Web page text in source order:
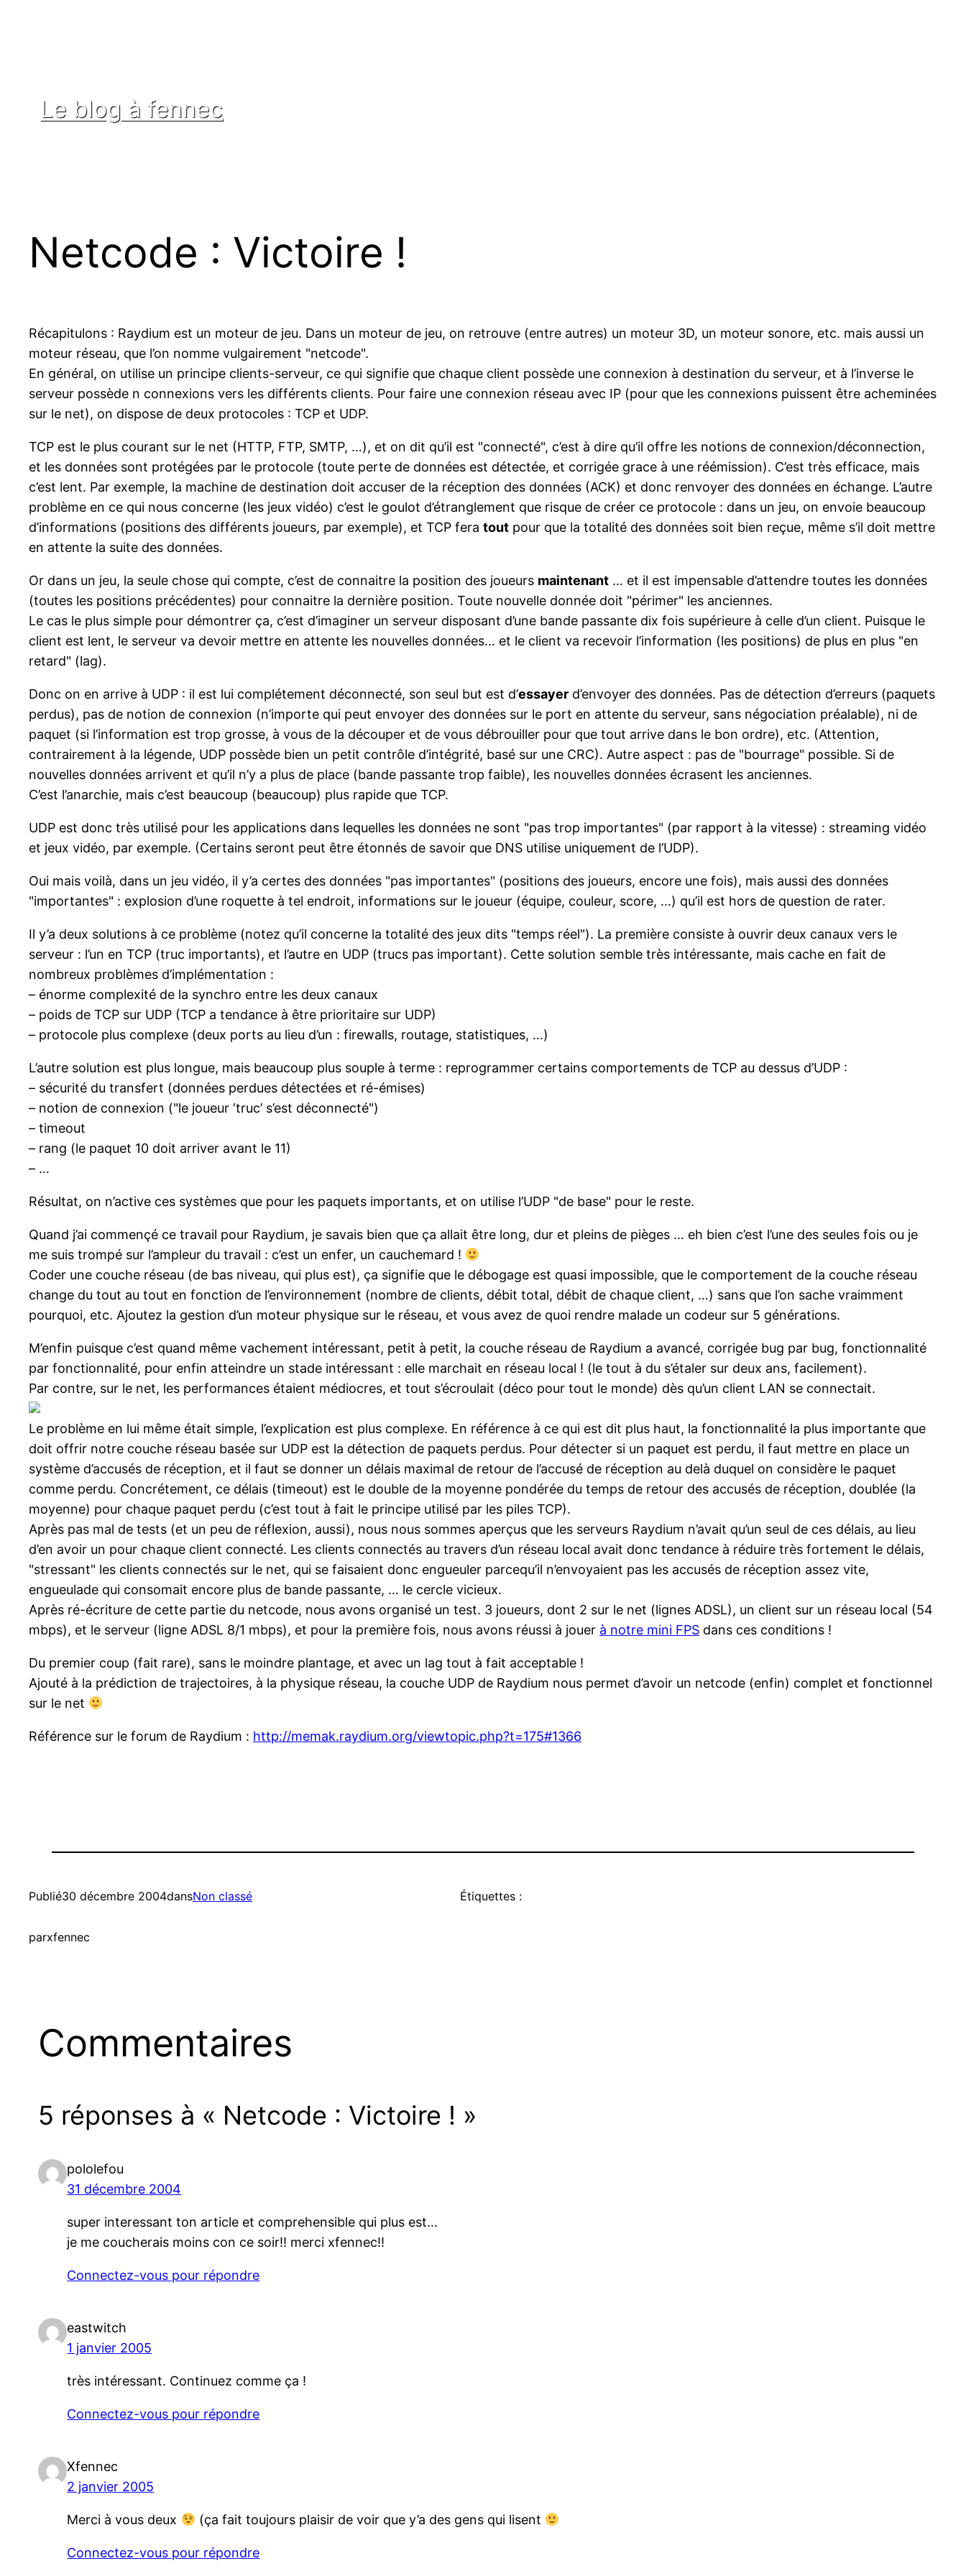
Le blog à fennec
Netcode : Victoire !
Récapitulons : Raydium est un moteur de jeu. Dans un moteur de jeu, on retrouve (entre autres) un moteur 3D, un moteur sonore, etc. mais aussi un
moteur réseau, que l’on nomme vulgairement "netcode".
En général, on utilise un principe clients-serveur, ce qui signifie que chaque client possède une connexion à destination du serveur, et à l’inverse le
serveur possède n connexions vers les différents clients. Pour faire une connexion réseau avec IP (pour que les connexions puissent être acheminées
sur le net), on dispose de deux protocoles : TCP et UDP.
TCP est le plus courant sur le net (HTTP, FTP, SMTP, …), et on dit qu’il est "connecté", c’est à dire qu’il offre les notions de connexion/déconnection,
et les données sont protégées par le protocole (toute perte de données est détectée, et corrigée grace à une réémission). C’est très efficace, mais
c’est lent. Par exemple, la machine de destination doit accuser de la réception des données (ACK) et donc renvoyer des données en échange. L’autre
problème en ce qui nous concerne (les jeux vidéo) c’est le goulot d’étranglement que risque de créer ce protocole : dans un jeu, on envoie beaucoup
d’informations (positions des différents joueurs, par exemple), et TCP fera tout pour que la totalité des données soit bien reçue, même s’il doit mettre
en attente la suite des données.
Or dans un jeu, la seule chose qui compte, c’est de connaitre la position des joueurs maintenant … et il est impensable d’attendre toutes les données
(toutes les positions précédentes) pour connaitre la dernière position. Toute nouvelle donnée doit "périmer" les anciennes.
Le cas le plus simple pour démontrer ça, c’est d’imaginer un serveur disposant d’une bande passante dix fois supérieure à celle d’un client. Puisque le
client est lent, le serveur va devoir mettre en attente les nouvelles données… et le client va recevoir l’information (les positions) de plus en plus "en
retard" (lag).
Donc on en arrive à UDP : il est lui complétement déconnecté, son seul but est d’essayer d’envoyer des données. Pas de détection d’erreurs (paquets
perdus), pas de notion de connexion (n’importe qui peut envoyer des données sur le port en attente du serveur, sans négociation préalable), ni de
paquet (si l’information est trop grosse, à vous de la découper et de vous débrouiller pour que tout arrive dans le bon ordre), etc. (Attention,
contrairement à la légende, UDP possède bien un petit contrôle d’intégrité, basé sur une CRC). Autre aspect : pas de "bourrage" possible. Si de
nouvelles données arrivent et qu’il n’y a plus de place (bande passante trop faible), les nouvelles données écrasent les anciennes.
C’est l’anarchie, mais c’est beaucoup (beaucoup) plus rapide que TCP.
UDP est donc très utilisé pour les applications dans lequelles les données ne sont "pas trop importantes" (par rapport à la vitesse) : streaming vidéo
et jeux vidéo, par exemple. (Certains seront peut être étonnés de savoir que DNS utilise uniquement de l’UDP).
Oui mais voilà, dans un jeu vidéo, il y’a certes des données "pas importantes" (positions des joueurs, encore une fois), mais aussi des données
"importantes" : explosion d’une roquette à tel endroit, informations sur le joueur (équipe, couleur, score, …) qu’il est hors de question de rater.
Il y’a deux solutions à ce problème (notez qu’il concerne la totalité des jeux dits "temps réel"). La première consiste à ouvrir deux canaux vers le
serveur : l’un en TCP (truc importants), et l’autre en UDP (trucs pas important). Cette solution semble très intéressante, mais cache en fait de
nombreux problèmes d’implémentation :
– énorme complexité de la synchro entre les deux canaux
– poids de TCP sur UDP (TCP a tendance à être prioritaire sur UDP)
– protocole plus complexe (deux ports au lieu d’un : firewalls, routage, statistiques, …)
L’autre solution est plus longue, mais beaucoup plus souple à terme : reprogrammer certains comportements de TCP au dessus d’UDP :
– sécurité du transfert (données perdues détectées et ré-émises)
– notion de connexion ("le joueur ‘truc’ s’est déconnecté")
– timeout
– rang (le paquet 10 doit arriver avant le 11)
– …
Résultat, on n’active ces systèmes que pour les paquets importants, et on utilise l’UDP "de base" pour le reste.
Quand j’ai commençé ce travail pour Raydium, je savais bien que ça allait être long, dur et pleins de pièges … eh bien c’est l’une des seules fois ou je
me suis trompé sur l’ampleur du travail : c’est un enfer, un cauchemard !
Coder une couche réseau (de bas niveau, qui plus est), ça signifie que le débogage est quasi impossible, que le comportement de la couche réseau
change du tout au tout en fonction de l’environnement (nombre de clients, débit total, débit de chaque client, …) sans que l’on sache vraimment
pourquoi, etc. Ajoutez la gestion d’un moteur physique sur le réseau, et vous avez de quoi rendre malade un codeur sur 5 générations.
M’enfin puisque c’est quand même vachement intéressant, petit à petit, la couche réseau de Raydium a avancé, corrigée bug par bug, fonctionnalité
par fonctionnalité, pour enfin atteindre un stade intéressant : elle marchait en réseau local ! (le tout à du s’étaler sur deux ans, facilement).
Par contre, sur le net, les performances étaient médiocres, et tout s’écroulait (déco pour tout le monde) dès qu’un client LAN se connectait.
Le problème en lui même était simple, l’explication est plus complexe. En référence à ce qui est dit plus haut, la fonctionnalité la plus importante que
doit offrir notre couche réseau basée sur UDP est la détection de paquets perdus. Pour détecter si un paquet est perdu, il faut mettre en place un
système d’accusés de réception, et il faut se donner un délais maximal de retour de l’accusé de réception au delà duquel on considère le paquet
comme perdu. Concrétement, ce délais (timeout) est le double de la moyenne pondérée du temps de retour des accusés de réception, doublée (la
moyenne) pour chaque paquet perdu (c’est tout à fait le principe utilisé par les piles TCP).
Après pas mal de tests (et un peu de réflexion, aussi), nous nous sommes aperçus que les serveurs Raydium n’avait qu’un seul de ces délais, au lieu
d’en avoir un pour chaque client connecté. Les clients connectés au travers d’un réseau local avait donc tendance à réduire très fortement le délais,
"stressant" les clients connectés sur le net, qui se faisaient donc engueuler parcequ’il n’envoyaient pas les accusés de réception assez vite,
engueulade qui consomait encore plus de bande passante, … le cercle vicieux.
Après ré-écriture de cette partie du netcode, nous avons organisé un test. 3 joueurs, dont 2 sur le net (lignes ADSL), un client sur un réseau local (54
mbps), et le serveur (ligne ADSL 8/1 mbps), et pour la première fois, nous avons réussi à jouer à notre mini FPS dans ces conditions !
Du premier coup (fait rare), sans le moindre plantage, et avec un lag tout à fait acceptable !
Ajouté à la prédiction de trajectoires, à la physique réseau, la couche UDP de Raydium nous permet d’avoir un netcode (enfin) complet et fonctionnel
sur le net
Référence sur le forum de Raydium : http://memak.raydium.org/viewtopic.php?t=175#1366
Publié30 décembre 2004dansNon classé
parxfennec
Étiquettes :
Commentaires
5 réponses à « Netcode : Victoire ! »
pololefou
31 décembre 2004
super interessant ton article et comprehensible qui plus est…
je me coucherais moins con ce soir!! merci xfennec!!
Connectez-vous pour répondre
eastwitch
1 janvier 2005
très intéressant. Continuez comme ça !
Connectez-vous pour répondre
Xfennec
2 janvier 2005
Merci à vous deux (ça fait toujours plaisir de voir que y’a des gens qui lisent
Connectez-vous pour répondre